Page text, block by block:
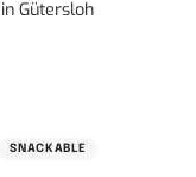
inGütersloh
SNACKABLE